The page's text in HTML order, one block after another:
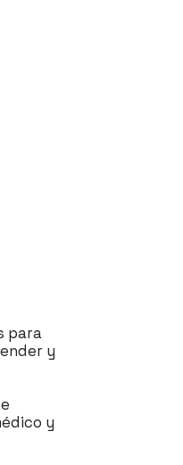
para
y
y